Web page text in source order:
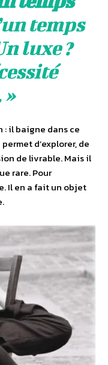
temps
luxe ?
»
il baigne dans ce
d’explorer, de
de livrable. Mais il
rare. Pour
Il en a fait un objet